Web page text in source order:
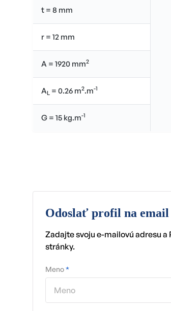
t = 8 mm
r = 12 mm
A = 1920 mm2
AL = 0.26 m2.m-1
G = 15 kg.m-1
Odoslať profil na email
Zadajte svoju e-mailovú adresu
stránky.
Meno*